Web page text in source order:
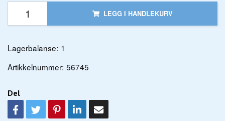
LEGG I HANDLEKURV
Lagerbalanse: 1
Artikkelnummer: 56745
Del